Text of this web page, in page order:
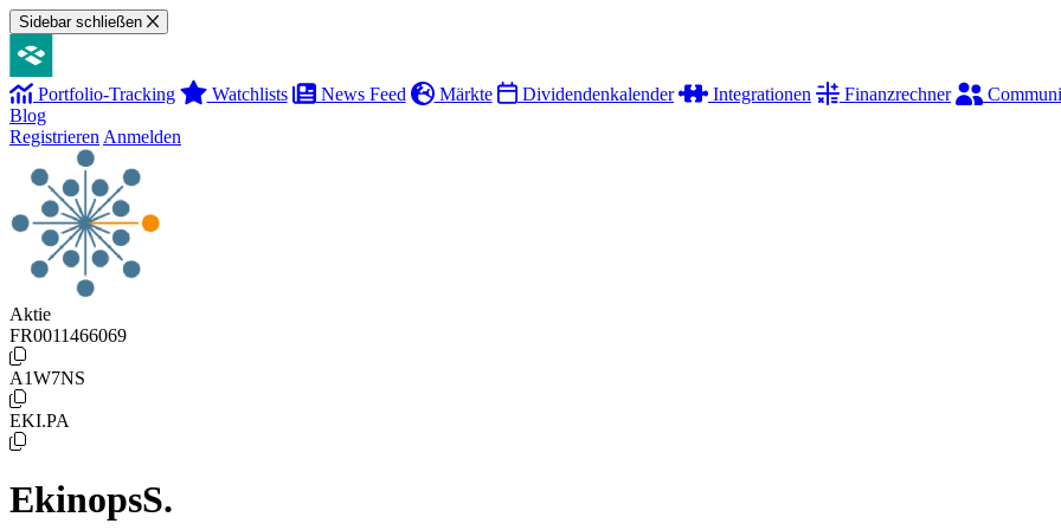
Sidebar schließen
Portfolio-Tracking Watchlists News Feed Märkte Dividendenkalender Integrationen Finanzrechner
Blog
Registrieren Anmelden
Aktie
FR0011466069
A1W7NS
EKI.PA
EkinopsS.